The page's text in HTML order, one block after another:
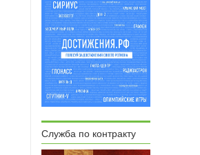
Служба по контракту